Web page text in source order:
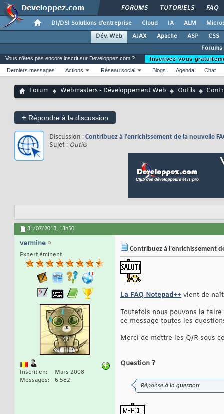
FORUMS TUTORIELS FAQ
DI/DSI Solutions d'entreprise Cloud IA ALM
Dév. Web
AJAX Apache ASP CSS
Forums
Vous n'êtes pas encore inscrit sur Developpez.com ?
Inscrivez-vous
Derniers messages
Actions Réseau social Blogs Agenda Chat
Forum Webmasters - Développement Web Outils
+ Répondre à la discussion
Discussion : Contribuez à l'enrichissement de la nouvelle
Sujet : Outils
31/07/2013, 13h50
vermine
Expert éminent
Inscrit en
Mars 2008
Messages
6 582
Contribuez à l'enrichissement
La FAQ Notepad++ vient de
Toutefois nous pouvons la
ce message toutes les
Merci de mettre les Q/R sous
Question ?
Réponse à la question